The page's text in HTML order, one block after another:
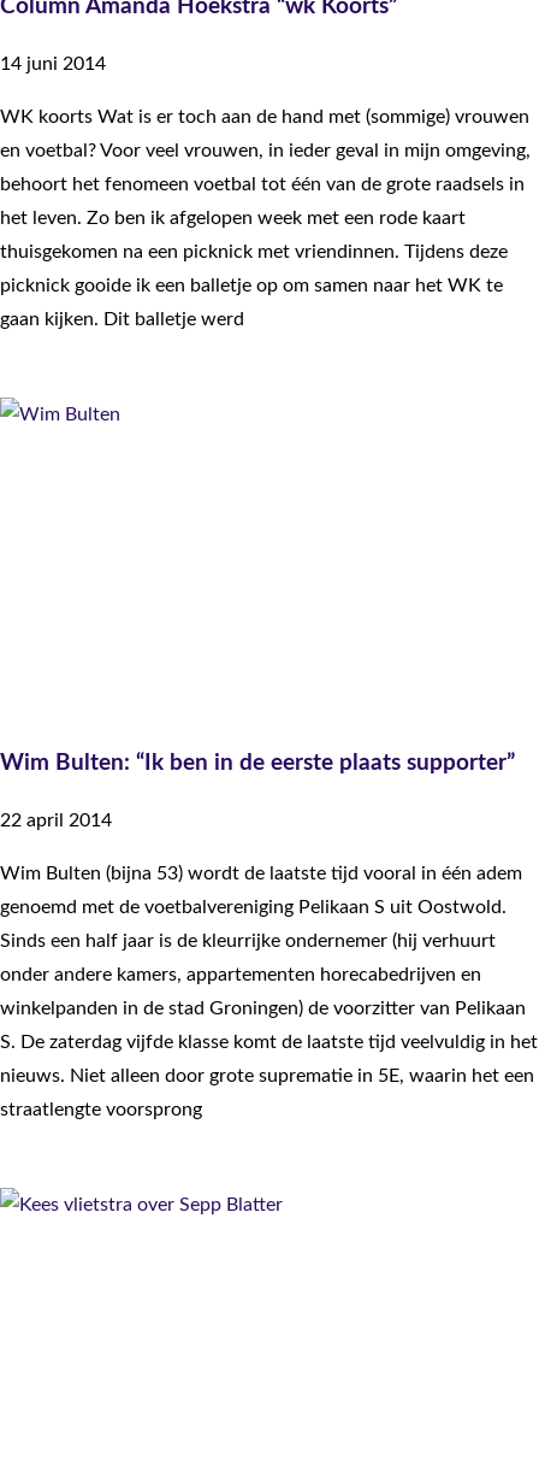
Column Amanda Hoekstra “wk Koorts”
14 juni 2014
WK koorts Wat is er toch aan de hand met (sommige) vrouwen
en voetbal? Voor veel vrouwen, in ieder geval in mijn omgeving,
behoort het fenomeen voetbal tot één van de grote raadsels in
het leven. Zo ben ik afgelopen week met een rode kaart
thuisgekomen na een picknick met vriendinnen. Tijdens deze
picknick gooide ik een balletje op om samen naar het WK te
gaan kijken. Dit balletje werd
Wim Bulten: “Ik ben in de eerste plaats supporter”
22 april 2014
Wim Bulten (bijna 53) wordt de laatste tijd vooral in één adem
genoemd met de voetbalvereniging Pelikaan S uit Oostwold.
Sinds een half jaar is de kleurrijke ondernemer (hij verhuurt
onder andere kamers, appartementen horecabedrijven en
winkelpanden in de stad Groningen) de voorzitter van Pelikaan
S. De zaterdag vijfde klasse komt de laatste tijd veelvuldig in het
nieuws. Niet alleen door grote suprematie in 5E, waarin het een
straatlengte voorsprong